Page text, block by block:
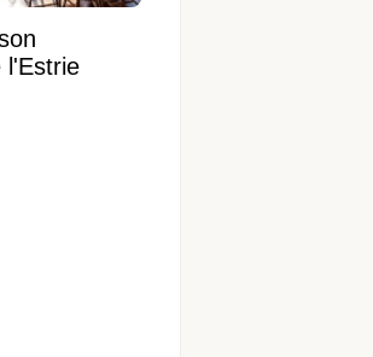
l'Estrie